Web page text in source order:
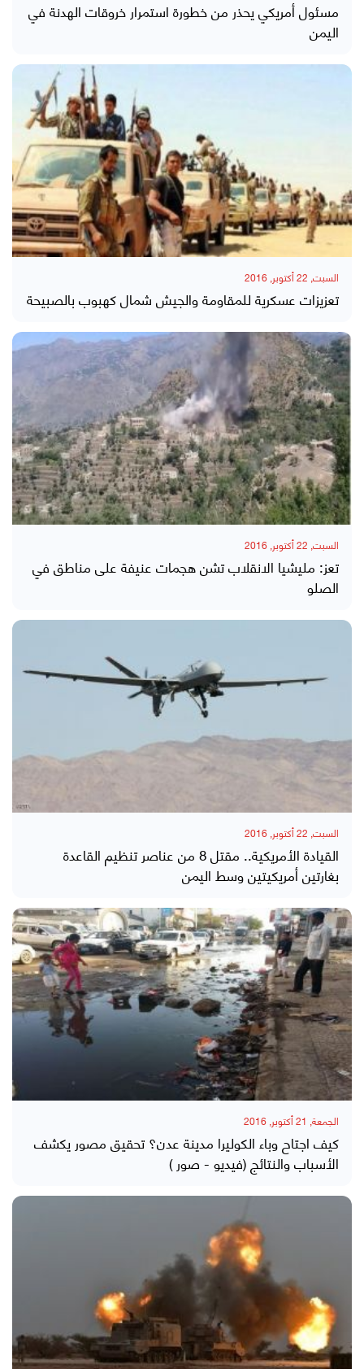
مسئول أمريكي يحذر من خطورة استمرار خروقات الهدنة في
اليمن
السبت, 22 أكتوبر, 2016
تعزيزات عسكرية للمقاومة والجيش شمال كهبوب بالصبيحة
السبت, 22 أكتوبر, 2016
تعز: مليشيا الانقلاب تشن هجمات عنيفة على مناطق في
الصلو
السبت, 22 أكتوبر, 2016
القيادة الأمريكية.. مقتل 8 من عناصر تنظيم القاعدة
بغارتين أمريكيتين وسط اليمن
الجمعة, 21 أكتوبر, 2016
كيف اجتاح وباء الكوليرا مدينة عدن؟ تحقيق مصور يكشف
الأسباب والنتائج (فيديو - صور )